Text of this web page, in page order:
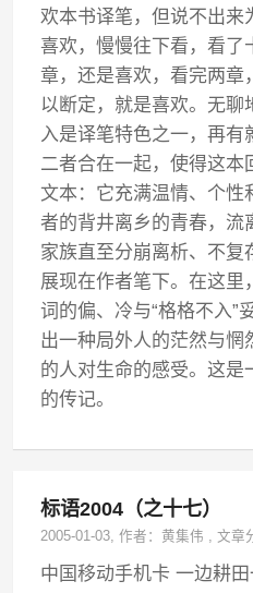
欢本书译笔，但说不出
喜欢，慢慢往下看，看了
章，还是喜欢，看完两
以断定，就是喜欢。无聊
入是译笔特色之一，再有
二者合在一起，使得这本
文本：它充满温情、个性
者的背井离乡的青春，流
家族直至分崩离析、不复
展现在作者笔下。在这里
词的偏、冷与“格格不入”
出一种局外人的茫然与
的人对生命的感受。这是
的传记。
标语2004（之十七）
2005-01-03, 作者：黄集伟 ,文章
中国移动手机卡 一边耕